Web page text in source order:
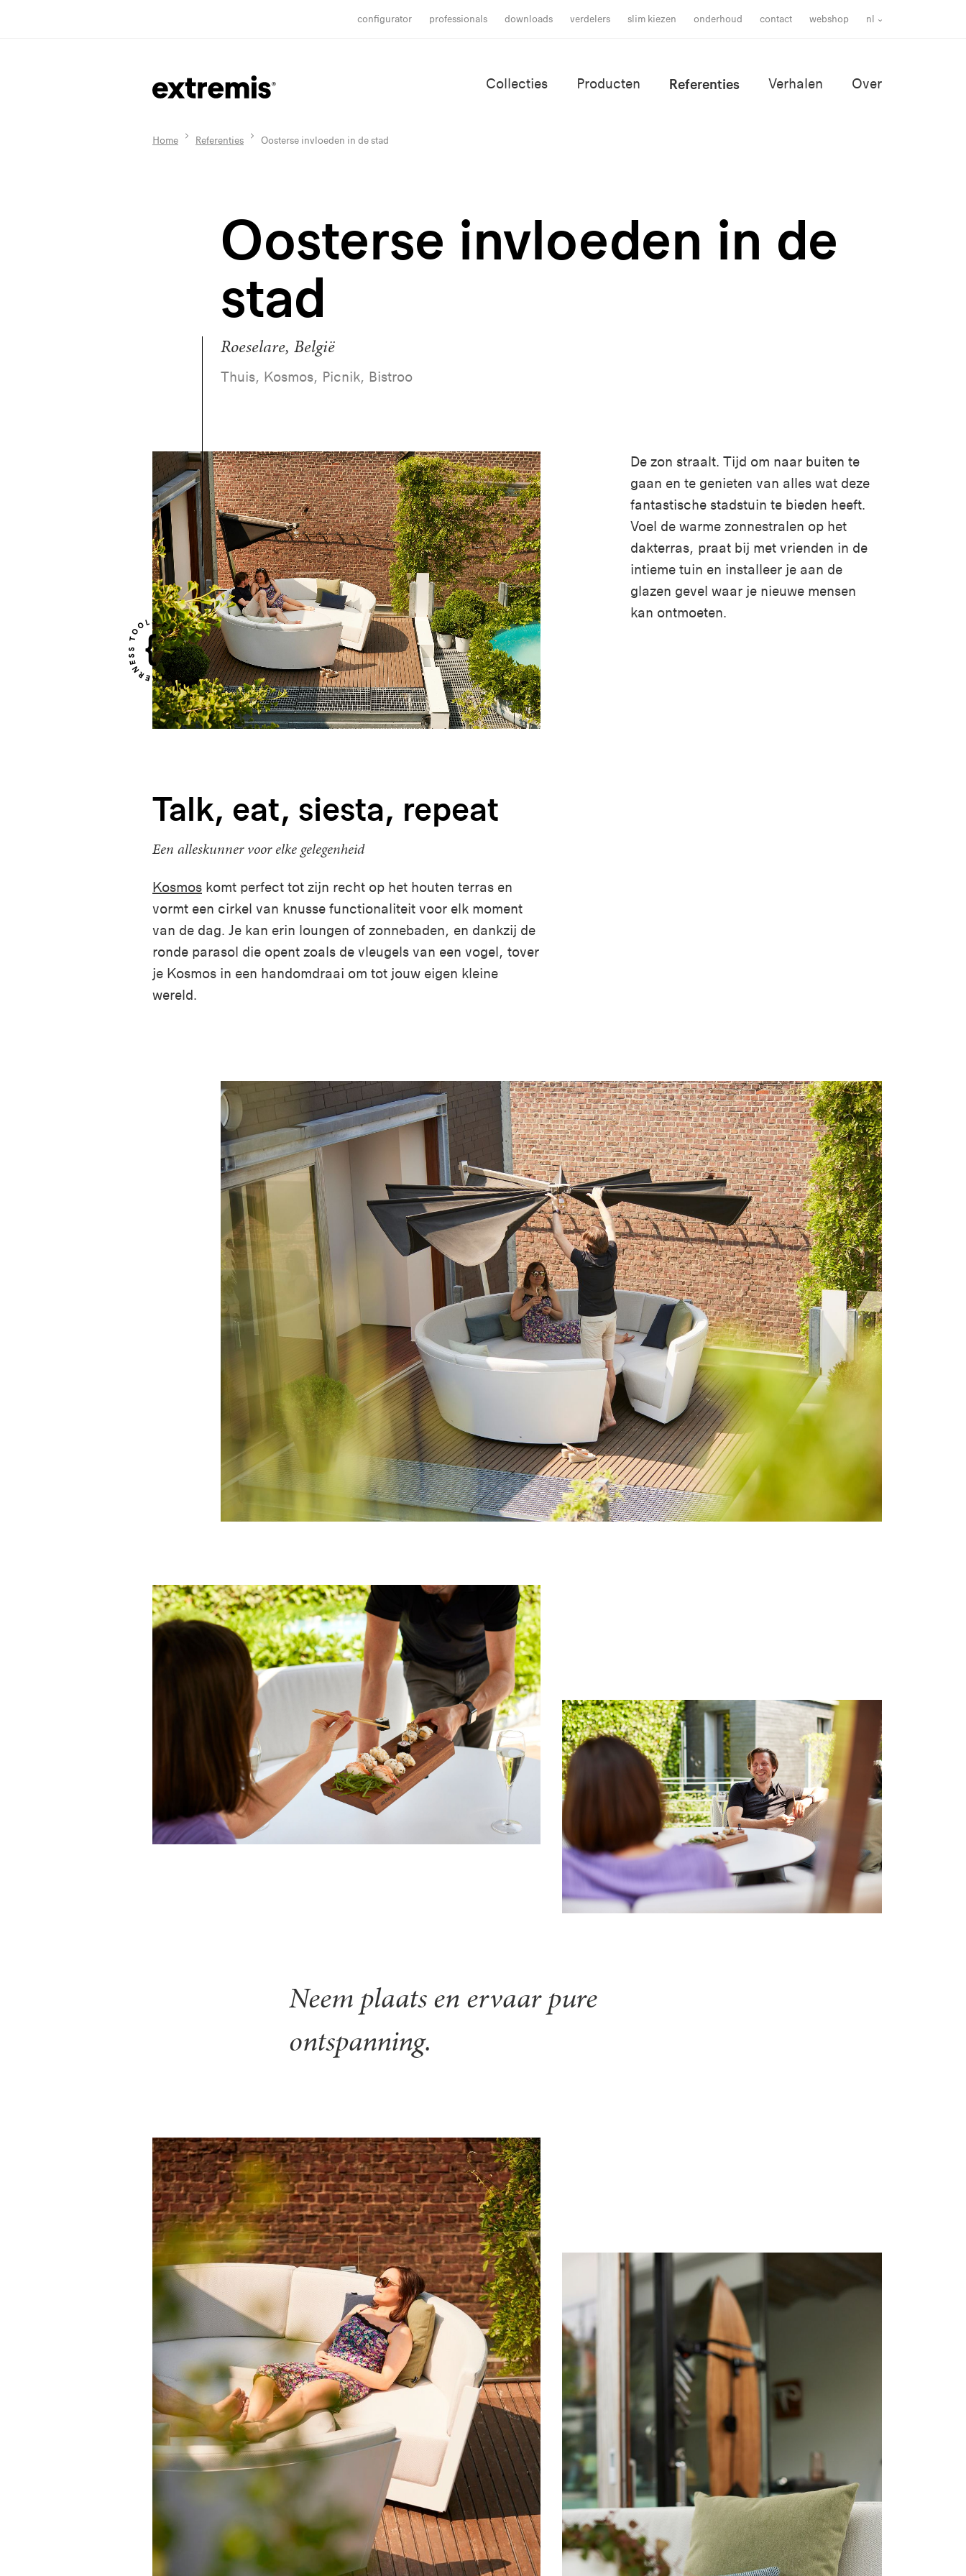
configurator professionals downloads verdelers slim kiezen onderhoud contact webshop nl
Collecties Producten Referenties Verhalen Over
Home Referenties Oosterse invloeden in de stad
Oosterse invloeden in de
stad
Roeselare, België
Thuis, Kosmos, Picnik, Bistroo
De zon straalt. Tijd om naar buiten te
gaan en te genieten van alles wat deze
fantastische stadstuin te bieden heeft.
Voel de warme zonnestralen op het
dakterras, praat bij met vrienden in de
intieme tuin en installeer je aan de
glazen gevel waar je nieuwe mensen
kan ontmoeten.
Talk, eat, siesta, repeat
Een alleskunner voor elke gelegenheid
Kosmos komt perfect tot zijn recht op het houten terras en
vormt een cirkel van knusse functionaliteit voor elk moment
van de dag. Je kan erin loungen of zonnebaden, en dankzij de
ronde parasol die opent zoals de vleugels van een vogel, tover
je Kosmos in een handomdraai om tot jouw eigen kleine
wereld.
Neem plaats en ervaar pure
ontspanning.